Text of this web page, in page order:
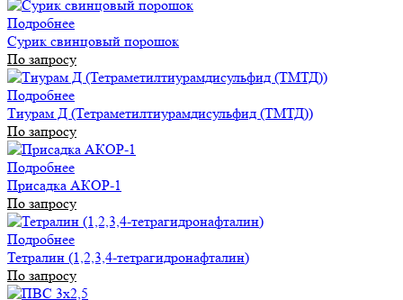
Подробнее
Сурик свинцовый порошок
По запросу
Подробнее
Тиурам Д (Тетраметилтиурамдисульфид (ТМТД))
По запросу
Подробнее
Присадка АКОР-1
По запросу
Подробнее
Тетралин (1,2,3,4-тетрагидронафталин)
По запросу